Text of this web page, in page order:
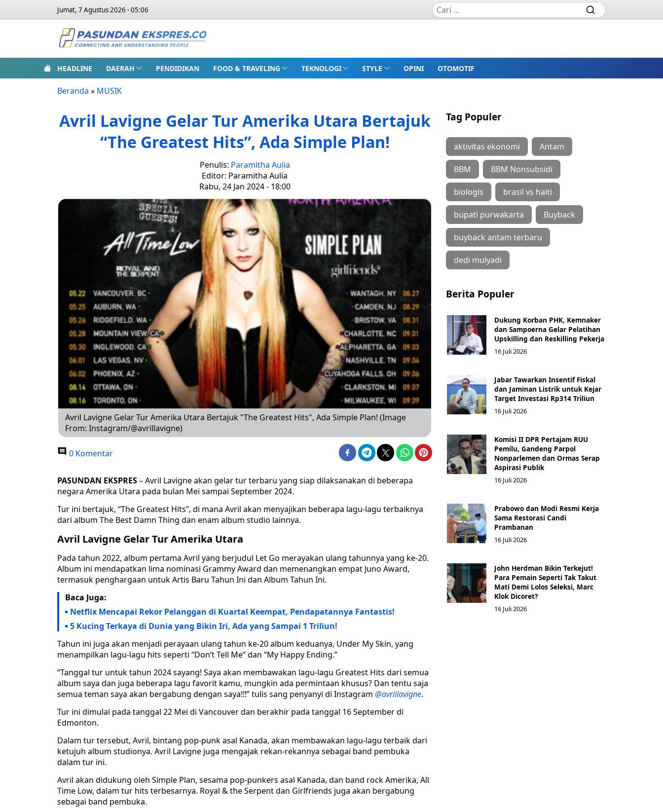
Jumat, 7 Agustus 2026 - 05:06
HEADLINE DAERAH PENDIDIKAN FOOD & TRAVELING TEKNOLOGI STYLE OPINI OTOMOTIF
Beranda » MUSIK
Avril Lavigne Gelar Tur Amerika Utara Bertajuk
“The Greatest Hits”, Ada Simple Plan!
Penulis: Paramitha Aulia
Editor: Paramitha Aulia
Rabu, 24 Jan 2024 - 18:00
Avril Lavigne Gelar Tur Amerika Utara Bertajuk "The Greatest Hits", Ada Simple Plan! (Image
From: Instagram/@avrillavigne)
0 Komentar
PASUNDAN EKSPRES– Avril Lavigne akan gelar tur terbaru yang siap dilaksanakan di beberapa
negara Amerika Utara pada bulan Mei sampai September 2024.
Tur ini bertajuk, “The Greatest Hits”, di mana Avril akan menyajikan beberapa lagu-lagu terbaiknya
dari album The Best Damn Thing dan enam album studio lainnya.
Avril Lavigne Gelar Tur Amerika Utara
Pada tahun 2022, album pertama Avril yang berjudul Let Go merayakan ulang tahunnya yang ke-20.
Album ini mendapatkan lima nominasi Grammy Award dan memenangkan empat Juno Award,
termasuk penghargaan untuk Artis Baru Tahun Ini dan Album Tahun Ini.
Baca Juga:
Netflix Mencapai Rekor Pelanggan di Kuartal Keempat, Pendapatannya Fantastis!
5 Kucing Terkaya di Dunia yang Bikin Iri, Ada yang Sampai 1 Triliun!
Tahun ini juga akan menjadi perayaan ulang tahun ke-20 album keduanya, Under My Skin, yang
menampilkan lagu-lagu hits seperti “Don’t Tell Me” dan “My Happy Ending.”
“Tanggal tur untuk tahun 2024 sayang! Saya akan membawakan lagu-lagu Greatest Hits dari semua
album saya dan juga beberapa lagu favorit kamu, mungkin ada permintaan khusus? Dan tentu saja
semua teman saya akan bergabung dengan saya!!!” tulis sang penyanyi di Instagram @avrillavigne.
Tur ini dimulai pada tanggal 22 Mei di Vancouver dan berakhir pada tanggal 16 September di
Edmonton.
Dalam tur tersebut, Avril, bintang pop-punk asal Kanada, akan membawakan lagu-lagu terbaik dari
ketujuh album studionya. Avril Lavigne juga mengajak rekan-rekannya sebagai band pembuka
dalam tur ini.
Avril akan didukung oleh Simple Plan, sesama pop-punkers asal Kanada, dan band rock Amerika, All
Time Low, dalam tur hits terbesarnya. Royal & the Serpent dan Girlfriends juga akan bergabung
sebagai band pembuka.
Tag Populer
aktivitas ekonomi Antam
BBM BBM Nonsubsidi
biologis brasil vs haiti
bupati purwakarta Buyback
buyback antam terbaru
dedi mulyadi
Berita Populer
Dukung Korban PHK, Kemnaker
dan Sampoerna Gelar Pelatihan
Upskilling dan Reskilling Pekerja
16 Juli 2026
Jabar Tawarkan Insentif Fiskal
dan Jaminan Listrik untuk Kejar
Target Investasi Rp314 Triliun
16 Juli 2026
Komisi II DPR Pertajam RUU
Pemilu, Gandeng Parpol
Nonparlemen dan Ormas Serap
Aspirasi Publik
16 Juli 2026
Prabowo dan Modi Resmi Kerja
Sama Restorasi Candi
Prambanan
16 Juli 2026
John Herdman Bikin Terkejut!
Para Pemain Seperti Tak Takut
Mati Demi Lolos Seleksi, Marc
Klok Dicoret?
16 Juli 2026